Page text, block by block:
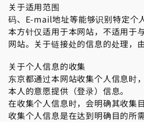
关于适用范围
码、E-mail地址等能够识别特定个
本方针仅适用于本网站，不适用于
网站。关于链接处的信息的处理，
关于个人信息的收集
东京都通过本网站收集个人信息时
本人的意愿提供（登录）信息。
在收集个人信息时，会明确其收集目
收集个人信息是在达到明确目的所